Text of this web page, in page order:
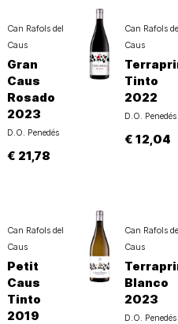
Can Rafols del
Caus
Gran
Caus
Rosado
2023
D.O. Penedés
€ 21,78
Can Rafols
Caus
Tinto
2022
D.O. Penedés
€ 12,04
Can Rafols del
Caus
Petit
Caus
Tinto
2019
Can Rafols
Caus
Blanco
2023
D.O. Penedés